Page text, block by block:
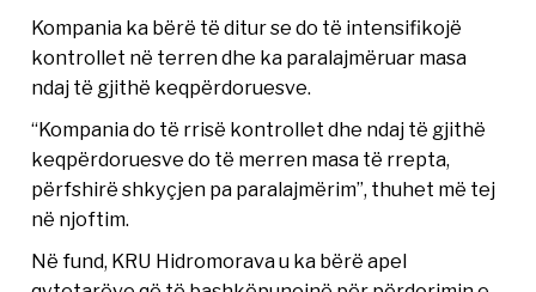
Kompania ka bërë të ditur se do të intensifikojë
kontrollet në terren dhe ka paralajmëruar masa
ndaj të gjithë keqpërdoruesve.
“Kompania do të rrisë kontrollet dhe ndaj të gjithë
keqpërdoruesve do të merren masa të rrepta,
përfshirë shkyçjen pa paralajmërim”, thuhet më tej
në njoftim.
Në fund, KRU Hidromorava u ka bërë apel